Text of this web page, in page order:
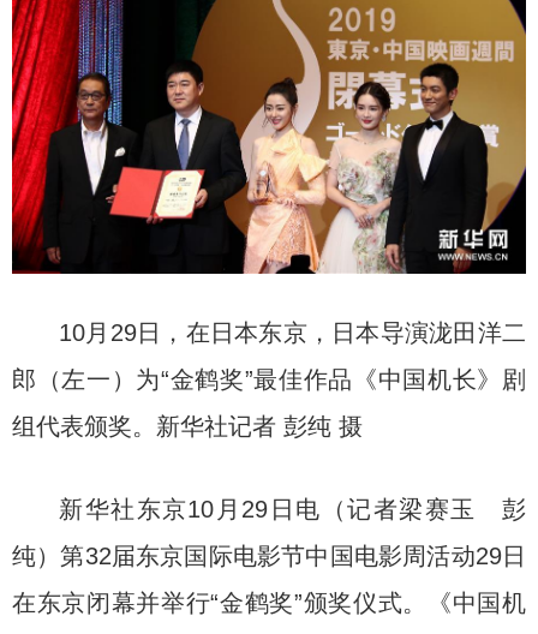
10月29日，在日本东京，日本导演泷田洋二
郎（左一）为“金鹤奖”最佳作品《中国机长》剧
组代表颁奖。新华社记者 彭纯 摄
新华社东京10月29日电（记者梁赛玉 彭
纯）第32届东京国际电影节中国电影周活动29日
在东京闭幕并举行“金鹤奖”颁奖仪式。《中国机